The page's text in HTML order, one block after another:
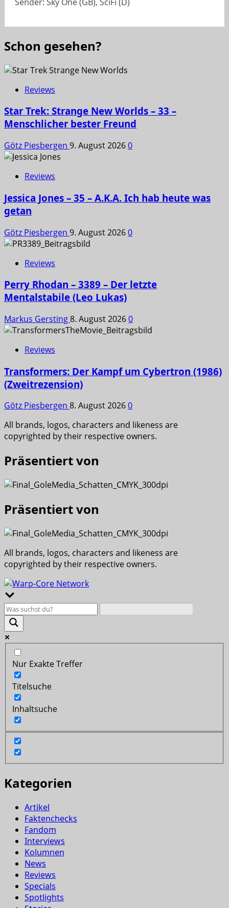
Schon gesehen?
Reviews
Star Trek: Strange New Worlds – 33 –
Menschlicher bester Freund
Götz Piesbergen 9. August 20260
Reviews
Jessica Jones – 35 – A.K.A. Ich hab heute was
getan
Götz Piesbergen 9. August 20260
Reviews
Perry Rhodan – 3389 – Der letzte
Mentalstabile (Leo Lukas)
Markus Gersting8. August 20260
Reviews
Transformers: Der Kampf um Cybertron (1986)
(Zweitrezension)
Götz Piesbergen 8. August 20260
All brands, logos, characters and likeness are
copyrighted by their respective owners.
Präsentiert von
Präsentiert von
All brands, logos, characters and likeness are
copyrighted by their respective owners.
Nur Exakte Treffer
Titelsuche
Inhaltsuche
Kategorien
Artikel
Faktenchecks
Fandom
Interviews
Kolumnen
News
Reviews
Specials
Spotlights